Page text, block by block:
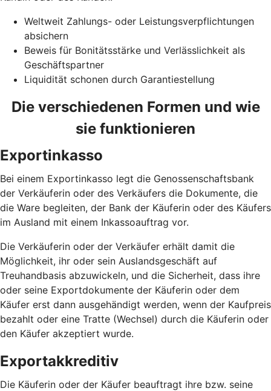
Weltweit Zahlungs- oder Leistungsverpflichtungen
absichern
Beweis für Bonitätsstärke und Verlässlichkeit als
Geschäftspartner
Liquidität schonen durch Garantiestellung
Die verschiedenen Formen und wie
sie funktionieren
Exportinkasso
Bei einem Exportinkasso legt die Genossenschaftsbank
der Verkäuferin oder des Verkäufers die Dokumente, die
die Ware begleiten, der Bank der Käuferin oder des Käufers
im Ausland mit einem Inkassoauftrag vor.
Die Verkäuferin oder der Verkäufer erhält damit die
Möglichkeit, ihr oder sein Auslandsgeschäft auf
Treuhandbasis abzuwickeln, und die Sicherheit, dass ihre
oder seine Exportdokumente der Käuferin oder dem
Käufer erst dann ausgehändigt werden, wenn der Kaufpreis
bezahlt oder eine Tratte (Wechsel) durch die Käuferin oder
den Käufer akzeptiert wurde.
Exportakkreditiv
Die Käuferin oder der Käufer beauftragt ihre bzw. seine